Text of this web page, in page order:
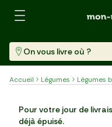
On vous livre où ?
Accueil Légumes Légumes
température
Pour votre jour de
déjà épuisé.